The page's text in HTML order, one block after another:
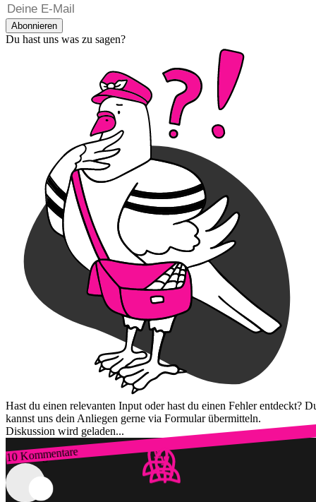
Abonnieren
Du hast uns was zu sagen?
Hast du einen relevanten Input oder hast du einen Fehler entdeckt?
kannst uns dein Anliegen gerne via Formular übermitteln.
Diskussion wird geladen...
10 Kommentare
Zum Login